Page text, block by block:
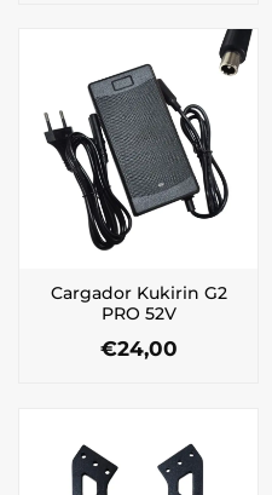
Cargador Kukirin G2
PRO 52V
€24,00